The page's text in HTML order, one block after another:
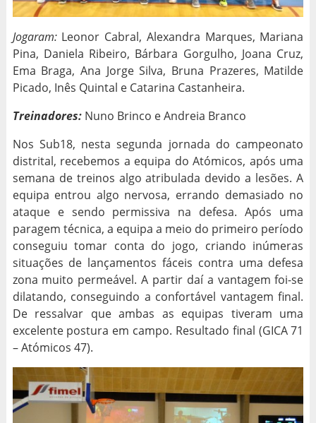
Jogaram:Leonor Cabral, Alexandra Marques, Mariana
Pina, Daniela Ribeiro, Bárbara Gorgulho, Joana Cruz,
Ema Braga, Ana Jorge Silva, Bruna Prazeres, Matilde
Picado, Inês Quintal e Catarina Castanheira.
Treinadores:Nuno Brinco e Andreia Branco
Nos Sub18, nesta segunda jornada do campeonato
distrital, recebemos a equipa do Atómicos, após uma
semana de treinos algo atribulada devido a lesões. A
equipa entrou algo nervosa, errando demasiado no
ataque e sendo permissiva na defesa. Após uma
paragem técnica, a equipa a meio do primeiro período
conseguiu tomar conta do jogo, criando inúmeras
situações de lançamentos fáceis contra uma defesa
zona muito permeável. A partir daí a vantagem foi-se
dilatando, conseguindo a confortável vantagem final.
De ressalvar que ambas as equipas tiveram uma
excelente postura em campo. Resultado final (GICA 71
– Atómicos 47).